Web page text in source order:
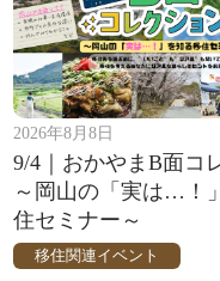
2026年8月8日
9/4｜おかやまB面コ
～岡山の「実は…！
住セミナー～
移住関連イベント